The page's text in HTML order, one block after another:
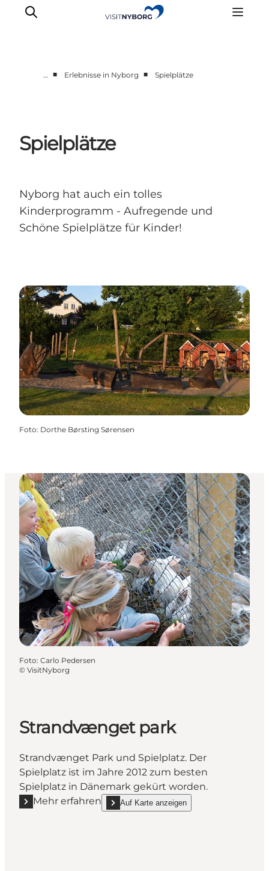
Veranstaltungen
Übernachtung
Buchen & kaufen
… ■ Erlebnisse in Nyborg ■ Spielplätze
Spielplätze
Nyborg hat auch ein tolles
Kinderprogramm - Aufregende und
Schöne Spielplätze für Kinder!
Foto: Dorthe Børsting Sørensen
Foto: Carlo Pedersen
© VisitNyborg
Strandvænget park
Strandvænget Park und Spielplatz. Der
Spielplatz ist im Jahre 2012 zum besten
Spielplatz in Dänemark gekürt worden.
Mehr erfahren
Mehr erfahren "Strandvænget park"
Auf Karte anzeigen
show Strandvænget park on_map